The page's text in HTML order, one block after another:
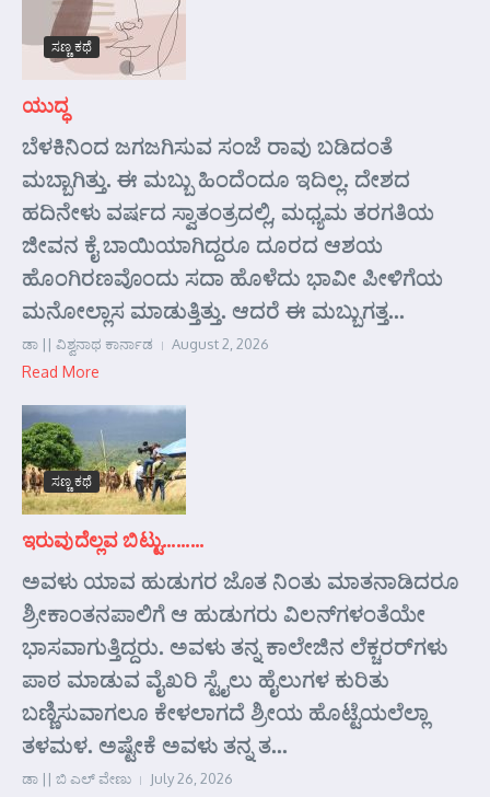
ಸಣ್ಣ ಕಥೆ
ಯುದ್ಧ
ಬೆಳಕಿನಿಂದ ಜಗಜಗಿಸುವ ಸಂಜೆ ರಾವು ಬಡಿದಂತೆ
ಮಬ್ಬಾಗಿತ್ತು. ಈ ಮಬ್ಬು ಹಿಂದೆಂದೂ ಇದಿಲ್ಲ. ದೇಶದ
ಹದಿನೇಳು ವರ್ಷದ ಸ್ವಾತಂತ್ರದಲ್ಲಿ, ಮಧ್ಯಮ ತರಗತಿಯ
ಜೀವನ ಕೈ ಬಾಯಿಯಾಗಿದ್ದರೂ ದೂರದ ಆಶಯ
ಹೊಂಗಿರಣವೊಂದು ಸದಾ ಹೊಳೆದು ಭಾವೀ ಪೀಳಿಗೆಯ
ಮನೋಲ್ಲಾಸ ಮಾಡುತ್ತಿತ್ತು. ಆದರೆ ಈ ಮಬ್ಬುಗತ್ತ...
ಡಾ || ವಿಶ್ವನಾಥ ಕಾರ್ನಾಡ August 2, 2026
Read More
ಸಣ್ಣ ಕಥೆ
ಇರುವುದೆಲ್ಲವ ಬಿಟ್ಟು………
ಅವಳು ಯಾವ ಹುಡುಗರ ಜೊತ ನಿಂತು ಮಾತನಾಡಿದರೂ
ಶ್ರೀಕಾಂತನಪಾಲಿಗೆ ಆ ಹುಡುಗರು ವಿಲನ್‌ಗಳಂತೆಯೇ
ಭಾಸವಾಗುತ್ತಿದ್ದರು. ಅವಳು ತನ್ನ ಕಾಲೇಜಿನ ಲೆಕ್ಚರರ್‌ಗಳು
ಪಾಠ ಮಾಡುವ ವೈಖರಿ ಸ್ಟೈಲು ಹೈಲುಗಳ ಕುರಿತು
ಬಣ್ಣಿಸುವಾಗಲೂ ಕೇಳಲಾಗದೆ ಶ್ರೀಯ ಹೊಟ್ಟೆಯಲೆಲ್ಲಾ
ತಳಮಳ. ಅಷ್ಟೇಕೆ ಅವಳು ತನ್ನ ತ...
ಡಾ || ಬಿ ಎಲ್ ವೇಣು July 26, 2026